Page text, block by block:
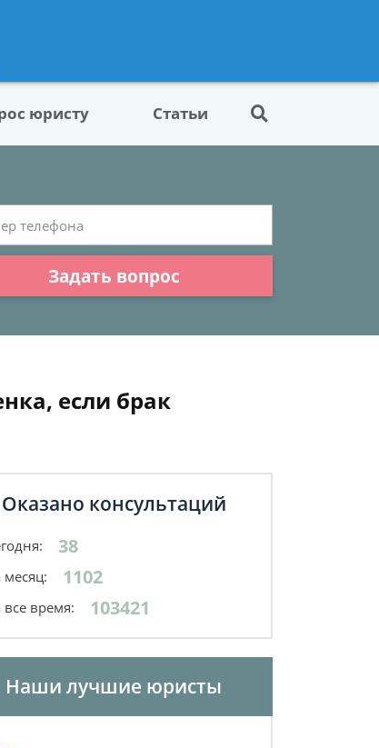
юристу Статьи
Задать вопрос
если брак
Оказано консультаций
38
месяц: 1102
все время: 103421
Наши лучшие юристы